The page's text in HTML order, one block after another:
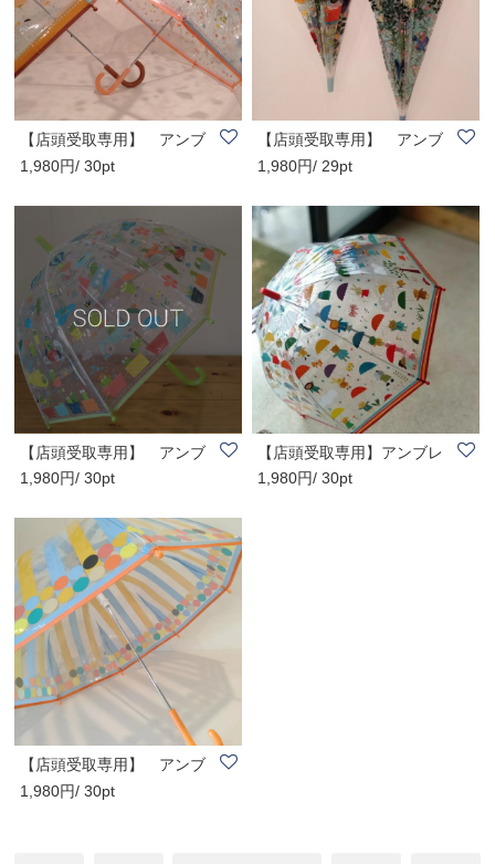
【店頭受取専用】 アンブ
レラ スモール..
1,980円/ 30pt
【店頭受取専用】 アンブ
レラ フラワー..
1,980円/ 29pt
【店頭受取専用】 アンブ
レラ フロッグ..
1,980円/ 30pt
【店頭受取専用】アンブレ
ラ アンダーザ..
1,980円/ 30pt
【店頭受取専用】 アンブ
レラ グラフィ..
1,980円/ 30pt